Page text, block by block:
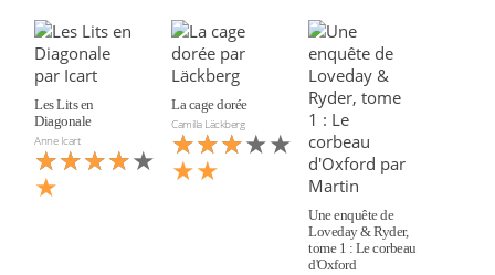
Les Lits en
Diagonale
Anne Icart
★★★★★
★★★★
★
La cage dorée
Camilla Läckberg
★★★★★
★★★
★★
Une enquête de
Loveday & Ryder,
tome 1 : Le corbeau
d'Oxford